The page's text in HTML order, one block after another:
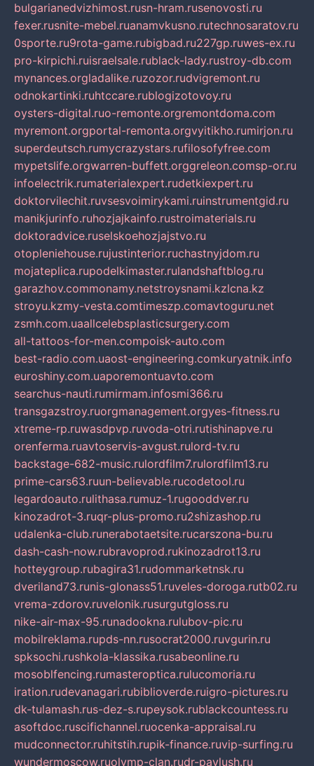
bulgarianedvizhimost.rusn-hram.rusenovosti.ru
fexer.rusnite-mebel.ruanamvkusno.rutechnosaratov.ru
0sporte.ru9rota-game.rubigbad.ru227gp.ruwes-ex.ru
pro-kirpichi.ruisraelsale.rublack-lady.rustroy-db.com
mynances.orgladalike.ruzozor.rudvigremont.ru
odnokartinki.ruhtccare.rublogizotovoy.ru
oysters-digital.ruo-remonte.orgremontdoma.com
myremont.orgportal-remonta.orgvyitikho.rumirjon.ru
superdeutsch.rumycrazystars.rufilosofyfree.com
mypetslife.orgwarren-buffett.orggreleon.comsp-or.ru
infoelectrik.rumaterialexpert.rudetkiexpert.ru
doktorvilechit.ruvsesvoimirykami.ruinstrumentgid.ru
manikjurinfo.ruhozjajkainfo.rustroimaterials.ru
doktoradvice.ruselskoehozjajstvo.ru
otopleniehouse.rujustinterior.ruchastnyjdom.ru
mojateplica.rupodelkimaster.rulandshaftblog.ru
garazhov.commonamy.netstroysnami.kzlcna.kz
stroyu.kzmy-vesta.comtimeszp.comavtoguru.net
zsmh.com.uaallcelebsplasticsurgery.com
all-tattoos-for-men.compoisk-auto.com
best-radio.com.uaost-engineering.comkuryatnik.info
euroshiny.com.uaporemontuavto.com
searchus-nauti.rumirmam.infosmi366.ru
transgazstroy.ruorgmanagement.orgyes-fitness.ru
xtreme-rp.ruwasdpvp.ruvoda-otri.rutishinapve.ru
orenferma.ruavtoservis-avgust.rulord-tv.ru
backstage-682-music.rulordfilm7.rulordfilm13.ru
prime-cars63.ruun-believable.rucodetool.ru
legardoauto.rulithasa.rumuz-1.rugooddver.ru
kinozadrot-3.ruqr-plus-promo.ru2shizashop.ru
udalenka-club.runerabotaetsite.rucarszona-bu.ru
dash-cash-now.rubravoprod.rukinozadrot13.ru
hotteygroup.rubagira31.rudommarketnsk.ru
dveriland73.runis-glonass51.ruveles-doroga.rutb02.ru
vrema-zdorov.ruvelonik.rusurgutgloss.ru
nike-air-max-95.runadookna.rulubov-pic.ru
mobilreklama.rupds-nn.rusocrat2000.ruvgurin.ru
spksochi.rushkola-klassika.rusabeonline.ru
mosoblfencing.rumasteroptica.rulucomoria.ru
iration.rudevanagari.rubiblioverde.ruigro-pictures.ru
dk-tulamash.rus-dez-s.rupeysok.rublackcountess.ru
asoftdoc.ruscifichannel.ruocenka-appraisal.ru
mudconnector.ruhitstih.rupik-finance.ruvip-surfing.ru
wundermoscow.ruolymp-clan.rudr-pavlush.ru